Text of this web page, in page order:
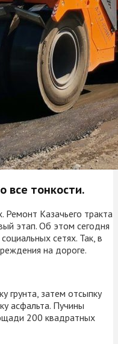
все тонкости.
Ремонт Казачьего тракта
этап. Об этом сегодня
сетях. Так, в
на дороге.
грунта, затем отсыпку
асфальта. Пучины
200 квадратных